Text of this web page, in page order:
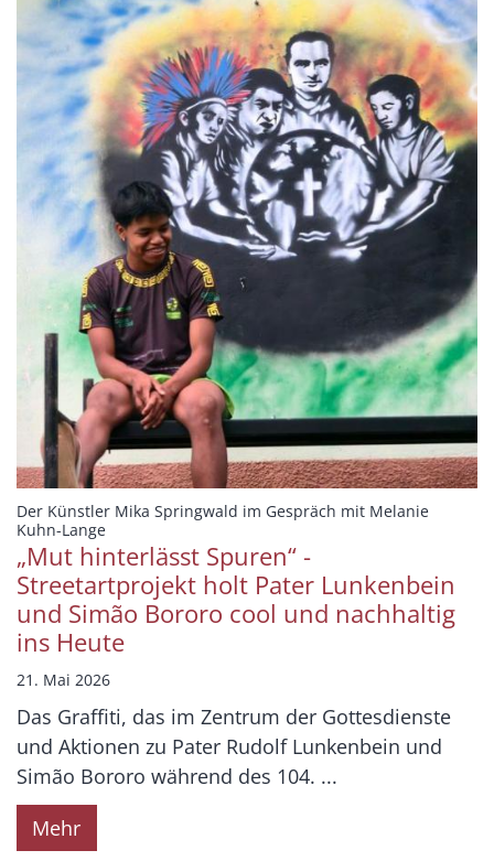
Der Künstler Mika Springwald im Gespräch mit Melanie
Kuhn-Lange:
„Mut hinterlässt Spuren“ -
Streetartprojekt holt Pater Lunkenbein
und Simão Bororo cool und nachhaltig
ins Heute
21. Mai 2026
Das Graffiti, das im Zentrum der Gottesdienste
und Aktionen zu Pater Rudolf Lunkenbein und
Simão Bororo während des 104. ...
Mehr